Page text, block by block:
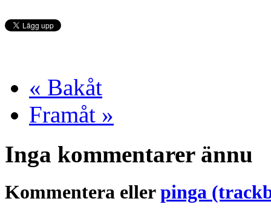
« Bakåt
Framåt »
Inga kommentarer ännu
Kommentera ellerpinga